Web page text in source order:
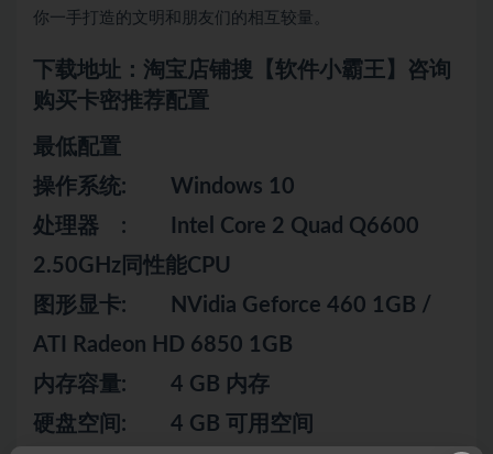
你一手打造的文明和朋友们的相互较量。
下载地址：淘宝店铺搜【软件小霸王】咨询
购买卡密推荐配置
最低配置
操作系统: Windows 10
处理器 : Intel Core 2 Quad Q6600
2.50GHz同性能CPU
图形显卡: NVidia Geforce 460 1GB /
ATI Radeon HD 6850 1GB
内存容量: 4 GB 内存
硬盘空间: 4 GB 可用空间